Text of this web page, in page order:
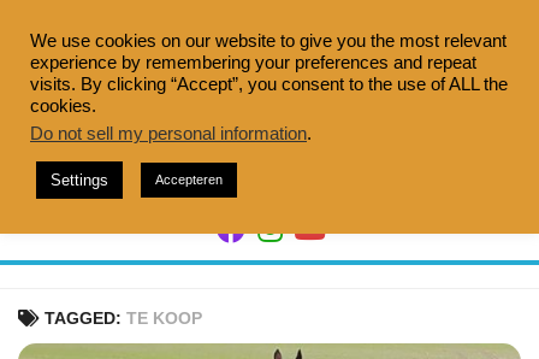
naar
inhoud
TAGGED: TE KOOP
We use cookies on our website to give you the most relevant
experience by remembering your preferences and repeat
visits. By clicking “Accept”, you consent to the use of ALL the
cookies.
Do not sell my personal information.
Settings Accepteren